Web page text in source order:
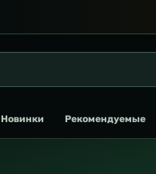
Новинки Рекомендуемые